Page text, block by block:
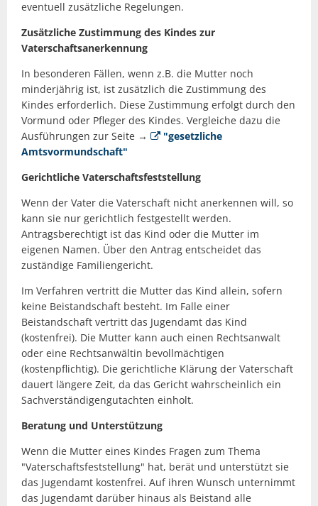
eventuell zusätzliche Regelungen.
Zusätzliche Zustimmung des Kindes zur
Vaterschaftsanerkennung
In besonderen Fällen, wenn z.B. die Mutter noch
minderjährig ist, ist zusätzlich die Zustimmung des
Kindes erforderlich. Diese Zustimmung erfolgt durch den
Vormund oder Pfleger des Kindes. Vergleiche dazu die
Ausführungen zur Seite →
"gesetzliche
Amtsvormundschaft"
Gerichtliche Vaterschaftsfeststellung
Wenn der Vater die Vaterschaft nicht anerkennen will, so
kann sie nur gerichtlich festgestellt werden.
Antragsberechtigt ist das Kind oder die Mutter im
eigenen Namen. Über den Antrag entscheidet das
zuständige Familiengericht.
Im Verfahren vertritt die Mutter das Kind allein, sofern
keine Beistandschaft besteht. Im Falle einer
Beistandschaft vertritt das Jugendamt das Kind
(kostenfrei). Die Mutter kann auch einen Rechtsanwalt
oder eine Rechtsanwältin bevollmächtigen
(kostenpflichtig). Die gerichtliche Klärung der Vaterschaft
dauert längere Zeit, da das Gericht wahrscheinlich ein
Sachverständigengutachten einholt.
Beratung und Unterstützung
Wenn die Mutter eines Kindes Fragen zum Thema
"Vaterschaftsfeststellung" hat, berät und unterstützt sie
das Jugendamt kostenfrei. Auf ihren Wunsch unternimmt
das Jugendamt darüber hinaus als Beistand alle